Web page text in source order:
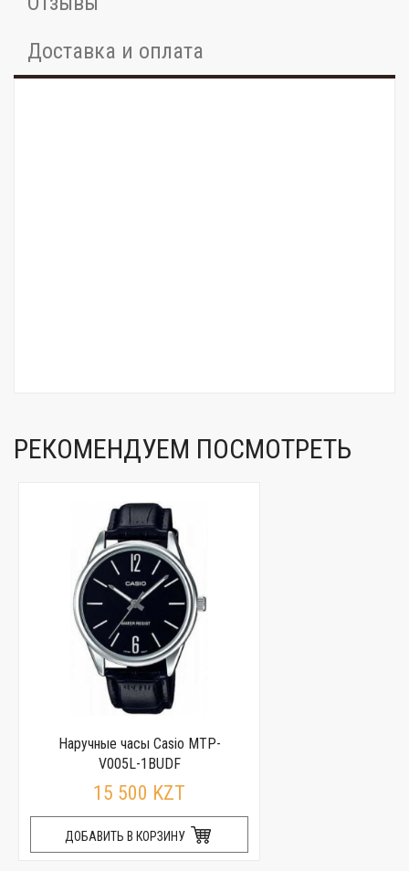
Доставка и оплата
РЕКОМЕНДУЕМ ПОСМОТРЕТЬ
Наручные часы Casio MTP-
V005L-1BUDF
15 500 KZT
ДОБАВИТЬ В КОРЗИНУ